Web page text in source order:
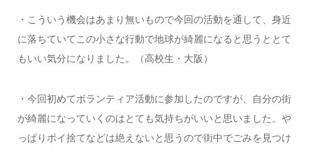
・こういう機会はあまり無いもので今回の活動を通して、身近
に落ちていてこの小さな行動で地球が綺麗になると思うととて
もいい気分になりました。（高校生・大阪）
・今回初めてボランティア活動に参加したのですが、自分の街
が綺麗になっていくのはとても気持ちがいいと思いました。や
っぱりポイ捨てなどは絶えないと思うので街中でごみを見つけ